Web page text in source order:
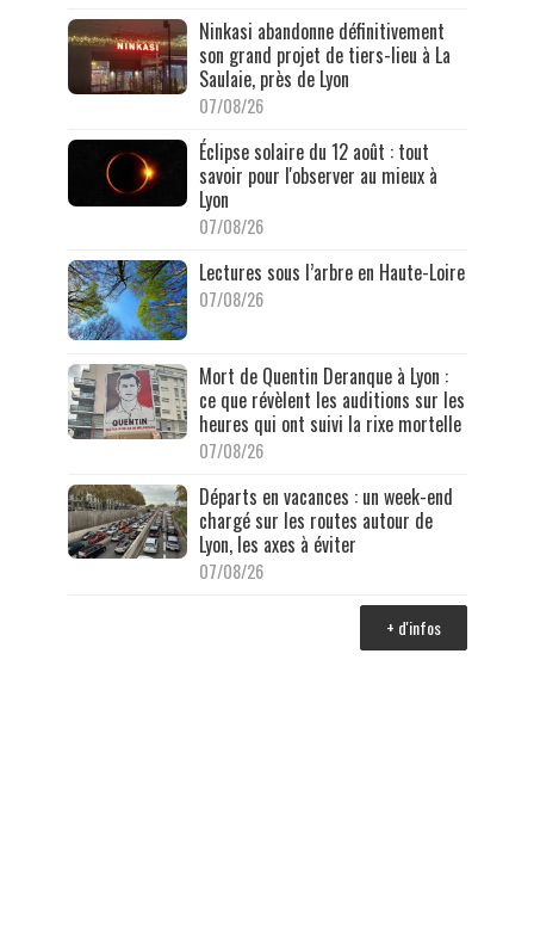
Ninkasi abandonne définitivement
son grand projet de tiers-lieu à La
Saulaie, près de Lyon
07/08/26
Éclipse solaire du 12 août : tout
savoir pour l'observer au mieux à
Lyon
07/08/26
Lectures sous l’arbre en Haute-Loire
07/08/26
Mort de Quentin Deranque à Lyon :
ce que révèlent les auditions sur les
heures qui ont suivi la rixe mortelle
07/08/26
Départs en vacances : un week-end
chargé sur les routes autour de
Lyon, les axes à éviter
07/08/26
+ d'infos